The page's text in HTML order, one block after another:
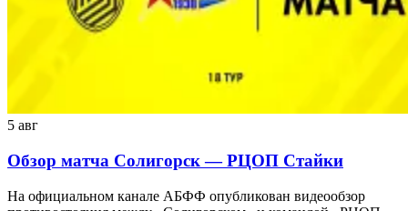
5 авг
Обзор матча Солигорск — РЦОП Стайки
На официальном канале АБФФ опубликован видеообзор